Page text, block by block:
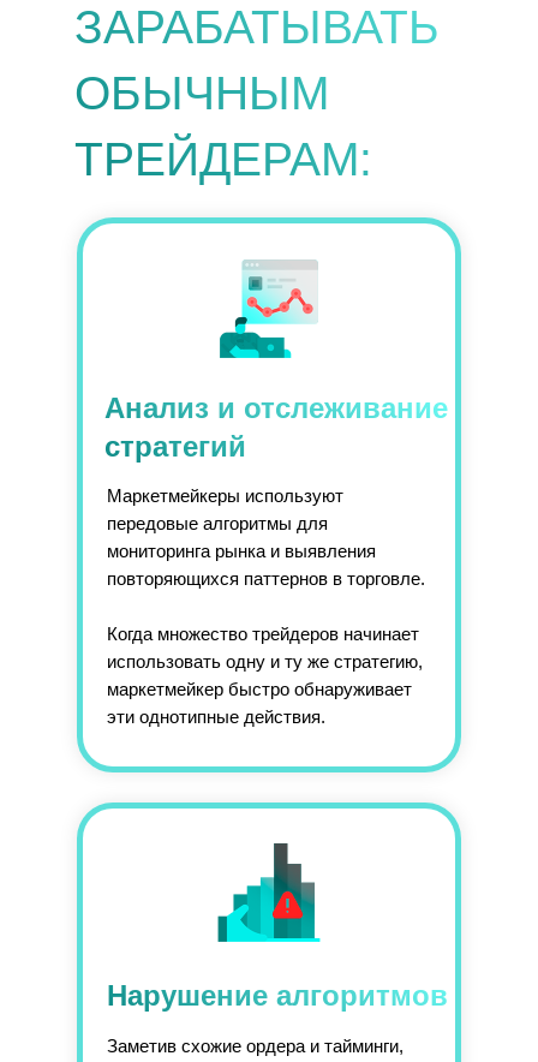
ЗАРАБАТЫВАТЬ
ОБЫЧНЫМ
ТРЕЙДЕРАМ:
Анализ и отслеживание
стратегий
Маркетмейкеры используют
передовые алгоритмы для
мониторинга рынка и выявления
повторяющихся паттернов в торговле.
Когда множество трейдеров начинает
использовать одну и ту же стратегию,
маркетмейкер быстро обнаруживает
эти однотипные действия.
Нарушение алгоритмов
Заметив схожие ордера и тайминги,